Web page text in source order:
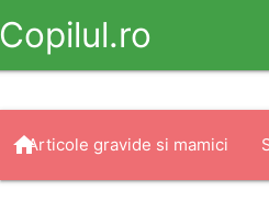
Copilul.ro
homeArticole gravide si mamici